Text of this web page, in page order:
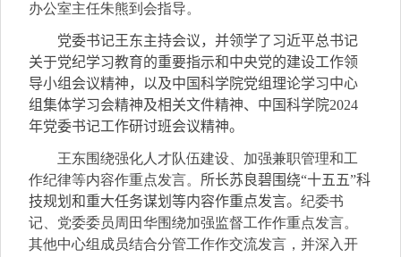
办公室主任朱熊到会指导。
党委书记王东主持会议，并领学了习近平总书记
关于党纪学习教育的重要指示和中央党的建设工作领
导小组会议精神，以及中国科学院党组理论学习中心
组集体学习会精神及相关文件精神、中国科学院2024
年党委书记工作研讨班会议精神。
王东围绕强化人才队伍建设、加强兼职管理和工
作纪律等内容作重点发言。 所长苏良碧围绕“十五五”科
技规划和重大任务谋划等内容作重点发言。纪委书
记、党委委员周田华围绕加强监督工作作重点发言。
其他中心组成员结合分管工作作交流发言，并深入开